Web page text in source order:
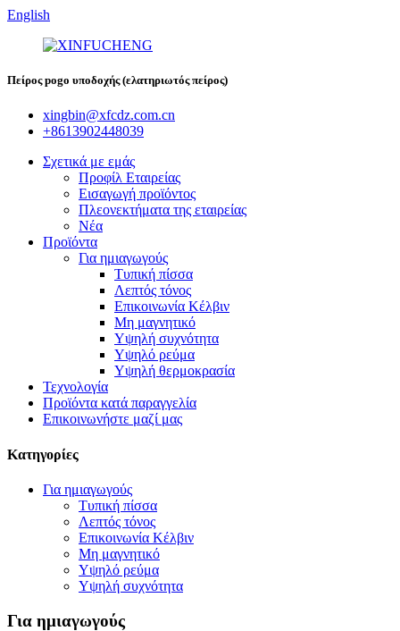
English
Πείρος pogo υποδοχής (ελατηριωτός πείρος)
xingbin@xfcdz.com.cn
+8613902448039
Σχετικά με εμάς
Προφίλ Εταιρείας
Εισαγωγή προϊόντος
Πλεονεκτήματα της εταιρείας
Νέα
Προϊόντα
Για ημιαγωγούς
Τυπική πίσσα
Λεπτός τόνος
Επικοινωνία Κέλβιν
Μη μαγνητικό
Υψηλή συχνότητα
Υψηλό ρεύμα
Υψηλή θερμοκρασία
Τεχνολογία
Προϊόντα κατά παραγγελία
Επικοινωνήστε μαζί μας
Κατηγορίες
Για ημιαγωγούς
Τυπική πίσσα
Λεπτός τόνος
Επικοινωνία Κέλβιν
Μη μαγνητικό
Υψηλό ρεύμα
Υψηλή συχνότητα
Για ημιαγωγούς